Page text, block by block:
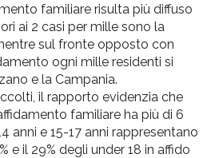
familiare risulta più diffuso
ai 2 casi per mille sono la
sul fronte opposto con
ogni mille residenti si
e la Campania.
il rapporto evidenzia che
familiare ha più di 6
anni e 15-17 anni rappresentano
e il 29% degli under 18 in affido